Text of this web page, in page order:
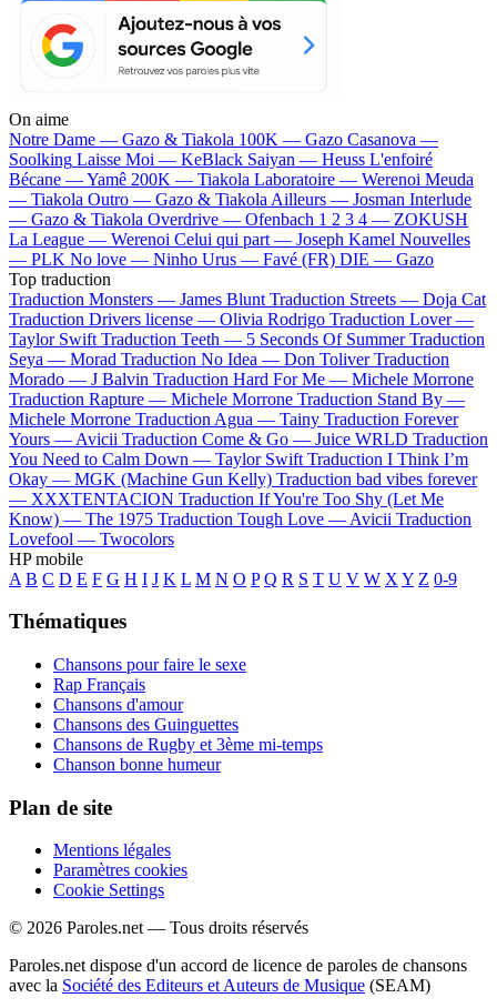
On aime
Notre Dame — Gazo & Tiakola 100K — Gazo Casanova —
Soolking Laisse Moi — KeBlack Saiyan — Heuss L'enfoiré
Bécane —Yamê 200K — Tiakola Laboratoire — Werenoi Meuda
— Tiakola Outro — Gazo & Tiakola Ailleurs — Josman Interlude
— Gazo & Tiakola Overdrive — Ofenbach 1 2 3 4 — ZOKUSH
La League — Werenoi Celui qui part — Joseph Kamel Nouvelles
— PLK No love — Ninho Urus — Favé (FR) DIE — Gazo
Top traduction
Traduction Monsters — James Blunt Traduction Streets — Doja Cat
Traduction Drivers license — Olivia Rodrigo Traduction Lover —
Taylor Swift Traduction Teeth — 5 Seconds Of Summer Traduction
Seya — Morad Traduction No Idea — Don Toliver Traduction
Morado — J Balvin Traduction Hard For Me — Michele Morrone
Traduction Rapture — Michele Morrone Traduction Stand By —
Michele Morrone Traduction Agua — Tainy Traduction Forever
Yours — Avicii Traduction Come & Go — Juice WRLD Traduction
You Need to Calm Down — Taylor Swift Traduction I Think I’m
Okay — MGK (Machine Gun Kelly) Traduction bad vibes forever
— XXXTENTACION Traduction If You're Too Shy (Let Me
Know) — The 1975 Traduction Tough Love — Avicii Traduction
Lovefool — Twocolors
HP mobile
A B C D E F G H I J K L M N O P Q R S T U V W X Y Z 0-9
Thématiques
Chansons pour faire le sexe
Rap Français
Chansons d'amour
Chansons des Guinguettes
Chansons de Rugby et 3ème mi-temps
Chanson bonne humeur
Plan de site
Mentions légales
Paramètres cookies
Cookie Settings
© 2026 Paroles.net — Tous droits réservés
Paroles.net dispose d'un accord de licence de paroles de chansons
avec la Société des Editeurs et Auteurs de Musique (SEAM)